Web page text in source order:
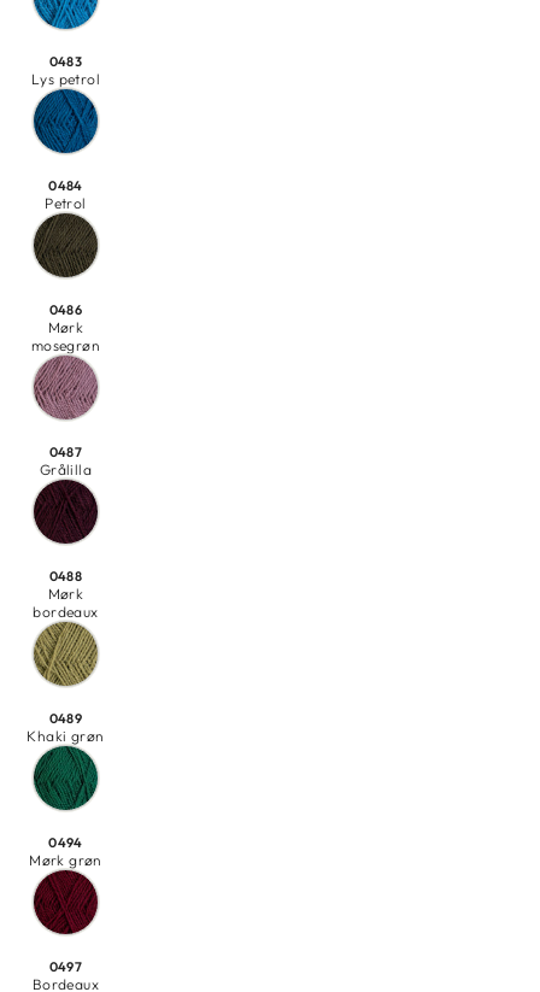
0483
Lys petrol
0484
Petrol
0486
Mørk
mosegrøn
0487
Grålilla
0488
Mørk
bordeaux
0489
Khaki grøn
0494
Mørk grøn
0497
Bordeaux